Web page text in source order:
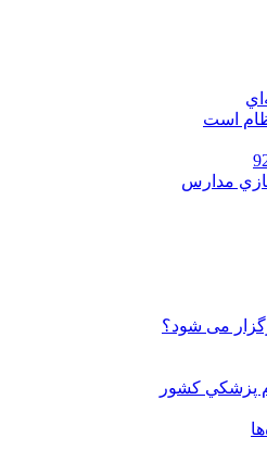
است
می شود؟